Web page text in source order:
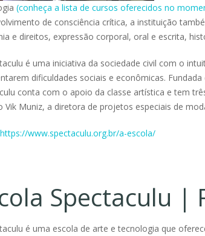
(conheça a lista de cursos oferecidos no
de consciência crítica, a instituição
e direitos, expressão corporal, oral e escrita,
é uma iniciativa da sociedade civil com o
dificuldades sociais e econômicas.
conta com o apoio da classe artística e tem
Vik Muniz, a diretora de projetos especiais de
https://www.spectaculu.org.br/a-escola/
Spectaculu |
é uma escola de arte e tecnologia que